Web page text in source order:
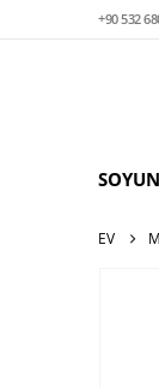
+90 532
EV